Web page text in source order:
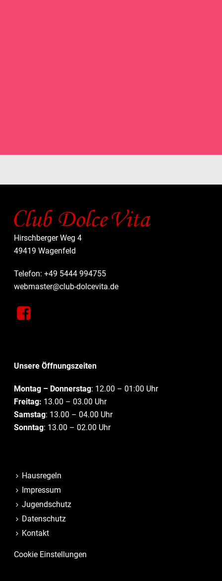
Hirschberger Weg 4
49419 Wagenfeld
Telefon: +49 5444 994755
webmaster@club-dolcevita.de
Unsere Öffnungszeiten
Montag – Donnerstag: 12.00 – 01:00 Uhr
Freitag: 13.00 – 03.00 Uhr
Samstag: 13.00 – 04.00 Uhr
Sonntag: 13.00 – 02.00 Uhr
Hausregeln
Impressum
Jugendschutz
Datenschutz
Kontakt
Cookie Einstellungen